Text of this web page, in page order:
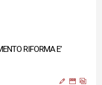
RIFORMA E’